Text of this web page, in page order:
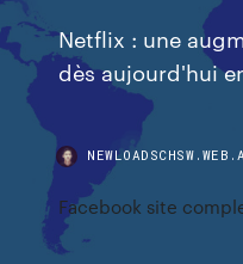
Netflix : une
dès aujourd'hui
Facebook site